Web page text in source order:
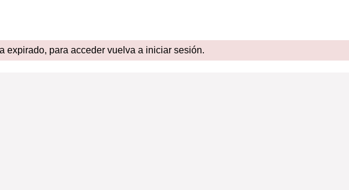
expirado, para acceder vuelva a iniciar sesión.